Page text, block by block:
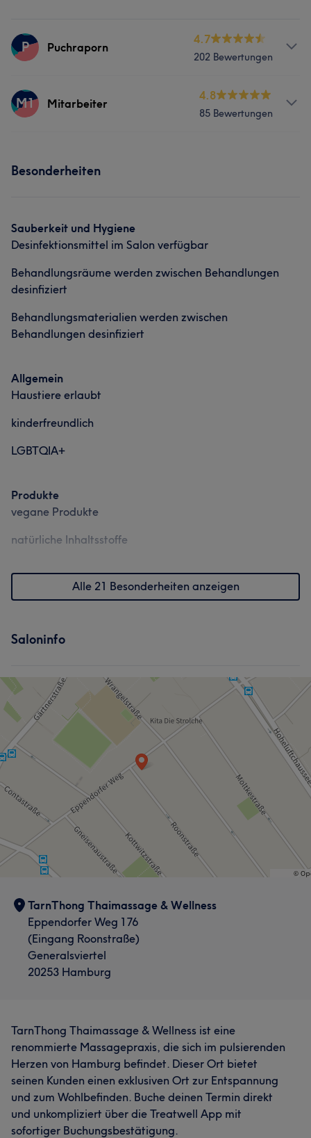
P Puchraporn
4.7
202 Bewertungen
Services
Was unsere Kunden über Puchraporn sagen
Aufmerksam 5
M1 Mitarbeiter
4.8
85 Bewertungen
Besonderheiten
Sauberkeit und Hygiene
Desinfektionsmittel im Salon verfügbar
Behandlungsräume werden zwischen Behandlungen
desinfiziert
Behandlungsmaterialien werden zwischen
Behandlungen desinfiziert
Allgemein
Haustiere erlaubt
kinderfreundlich
LGBTQIA+
Produkte
vegane Produkte
natürliche Inhaltsstoffe
Alle 21 Besonderheiten anzeigen
Saloninfo
TarnThong Thaimassage & Wellness
Eppendorfer Weg 176
(Eingang Roonstraße)
Generalsviertel
20253 Hamburg
TarnThong Thaimassage & Wellness ist eine
renommierte Massagepraxis, die sich im pulsierenden
Herzen von Hamburg befindet. Dieser Ort bietet
seinen Kunden einen exklusiven Ort zur Entspannung
und zum Wohlbefinden. Buche deinen Termin direkt
und unkompliziert über die Treatwell App mit
sofortiger Buchungsbestätigung.